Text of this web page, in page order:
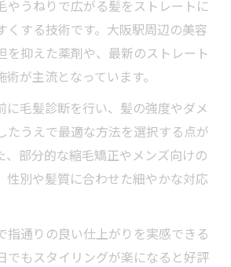
やうねりで広がる髪をストレートに
くする技術です。大阪駅周辺の美容
を抑えた薬剤や、最新のストレート
が主流となっています。
に毛髪診断を行い、髪の強度やダメ
たうえで最適な方法を選択する点が
、部分的な縮毛矯正やメンズ向けの
性別や髪質に合わせた細やかな対応
指通りの良い仕上がりを実感できる
でもスタイリングが楽になると好評